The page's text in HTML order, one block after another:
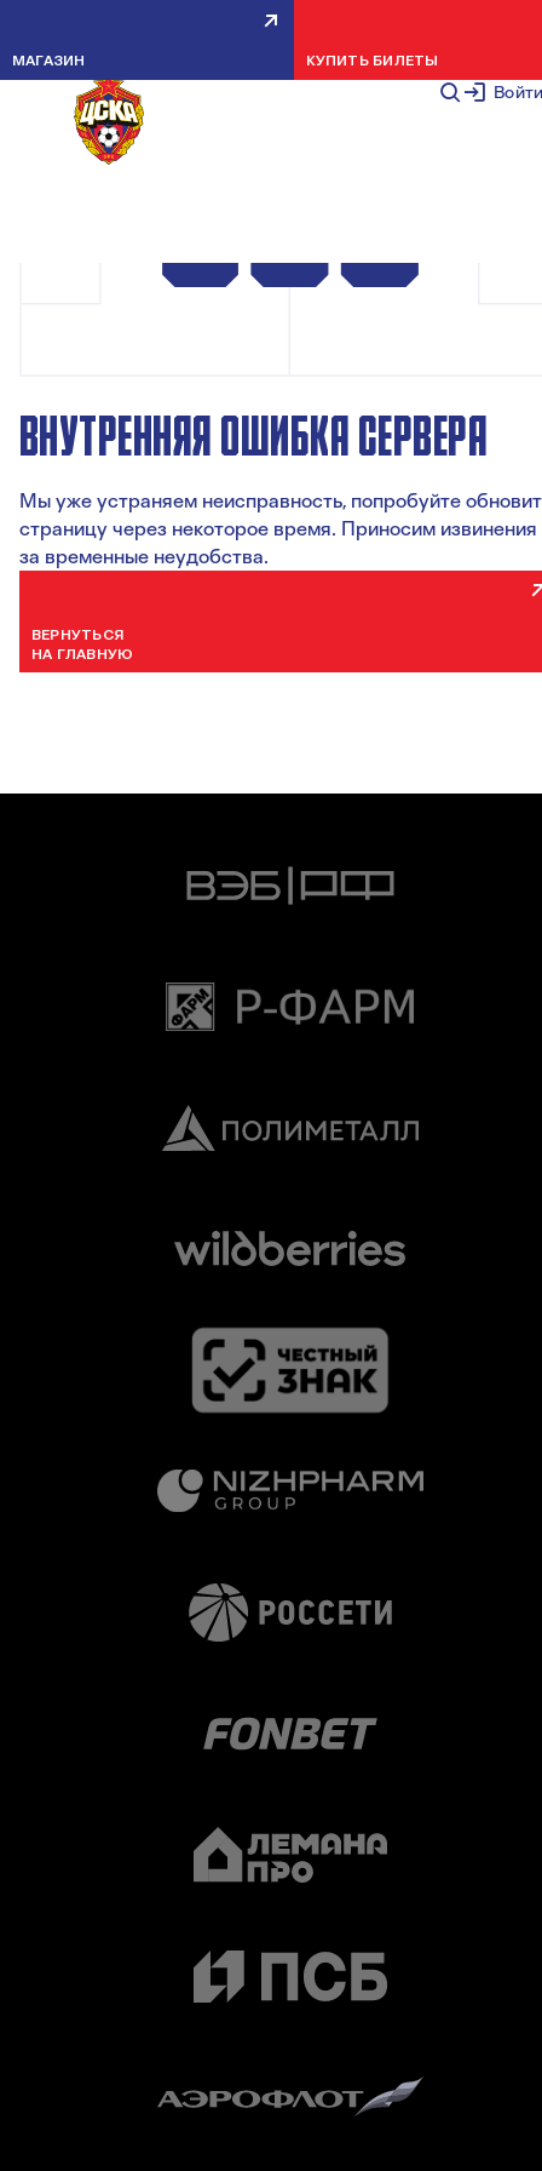
Войти
МАГАЗИН КУПИТЬ БИЛЕТЫ
ВНУТРЕННЯЯ ОШИБКА СЕРВЕРА
Мы уже устраняем неисправность, попробуйте
страницу через некоторое время. Приносим извинения
за временные неудобства.
ВЕРНУТЬСЯ
НА ГЛАВНУЮ